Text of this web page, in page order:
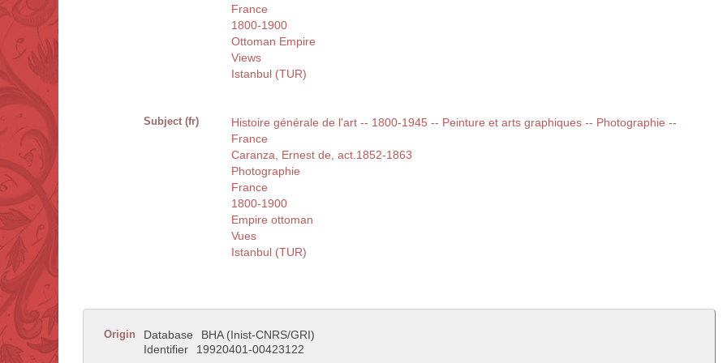
France
1800-1900
Ottoman Empire
Views
Istanbul (TUR)
Subject (fr)
Histoire générale de l'art -- 1800-1945 -- Peinture et arts graphiques -- Photographie --
France
Caranza, Ernest de, act.1852-1863
Photographie
France
1800-1900
Empire ottoman
Vues
Istanbul (TUR)
Origin Database
BHA (Inist-CNRS/GRI)
Identifier
19920401-00423122